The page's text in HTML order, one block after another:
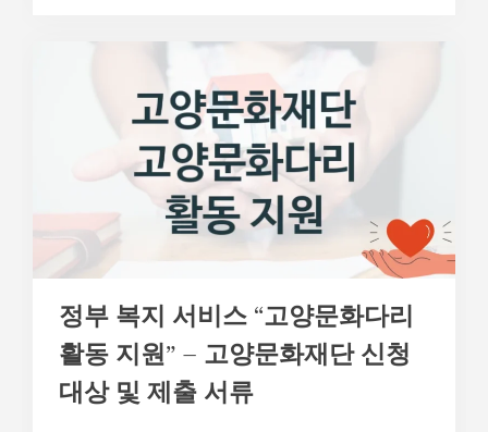
정부 복지 서비스 “고양문화다리
활동 지원” – 고양문화재단 신청
대상 및 제출 서류